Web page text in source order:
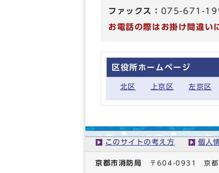
ファックス： 075-671-
お電話の際はお掛け間違い
区役所ホームページ
北区 上京区 左京区
このサイトの考え方 個人
京都市消防局 〒604-0931 京都